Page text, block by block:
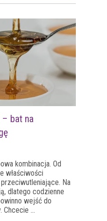
bat na
kombinacja. Od
właściwości
Na
dlatego codzienne
wejść do
Chcecie ...